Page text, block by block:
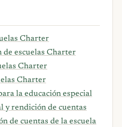
Charter
de escuelas Charter
Charter
Charter
la educación especial
y rendición de cuentas
de cuentas de la escuela